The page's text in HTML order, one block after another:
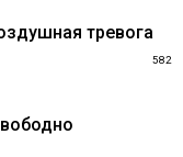
тревога
582